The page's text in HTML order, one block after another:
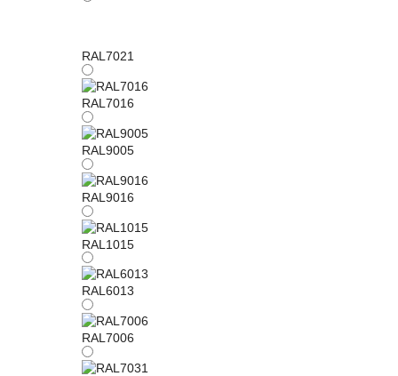
RAL7021
RAL7016
RAL9005
RAL9016
RAL1015
RAL6013
RAL7006